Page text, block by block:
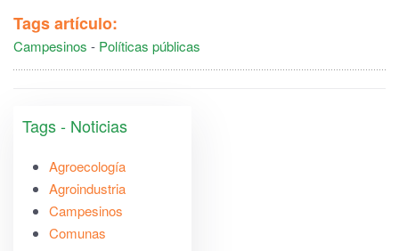
Tags artículo:
Campesinos - Políticas públicas
Tags - Noticias
Agroecología
Agroindustria
Campesinos
Comunas